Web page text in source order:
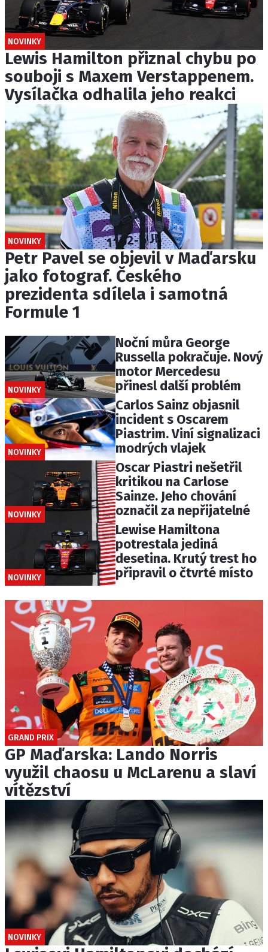
NOVINKY
Lewis Hamilton přiznal chybu po
souboji s Maxem Verstappenem.
Vysílačka odhalila jeho reakci
NOVINKY
Petr Pavel se objevil v Maďarsku
jako fotograf. Českého
prezidenta sdílela i samotná
Formule 1
NOVINKY
Noční můra George
Russella pokračuje. Nový
motor Mercedesu
přinesl další problém
NOVINKY
Carlos Sainz objasnil
incident s Oscarem
Piastrim. Viní signalizaci
modrých vlajek
NOVINKY
Oscar Piastri nešetřil
kritikou na Carlose
Sainze. Jeho chování
označil za nepřijatelné
NOVINKY
Lewise Hamiltona
potrestala jediná
desetina. Krutý trest ho
připravil o čtvrté místo
GRAND PRIX
GP Maďarska: Lando Norris
využil chaosu u McLarenu a slaví
vítězství
NOVINKY